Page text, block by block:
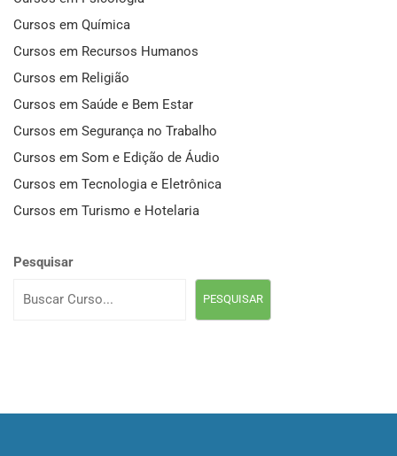
Cursos em Química
Cursos em Recursos Humanos
Cursos em Religião
Cursos em Saúde e Bem Estar
Cursos em Segurança no Trabalho
Cursos em Som e Edição de Áudio
Cursos em Tecnologia e Eletrônica
Cursos em Turismo e Hotelaria
Pesquisar
PESQUISAR